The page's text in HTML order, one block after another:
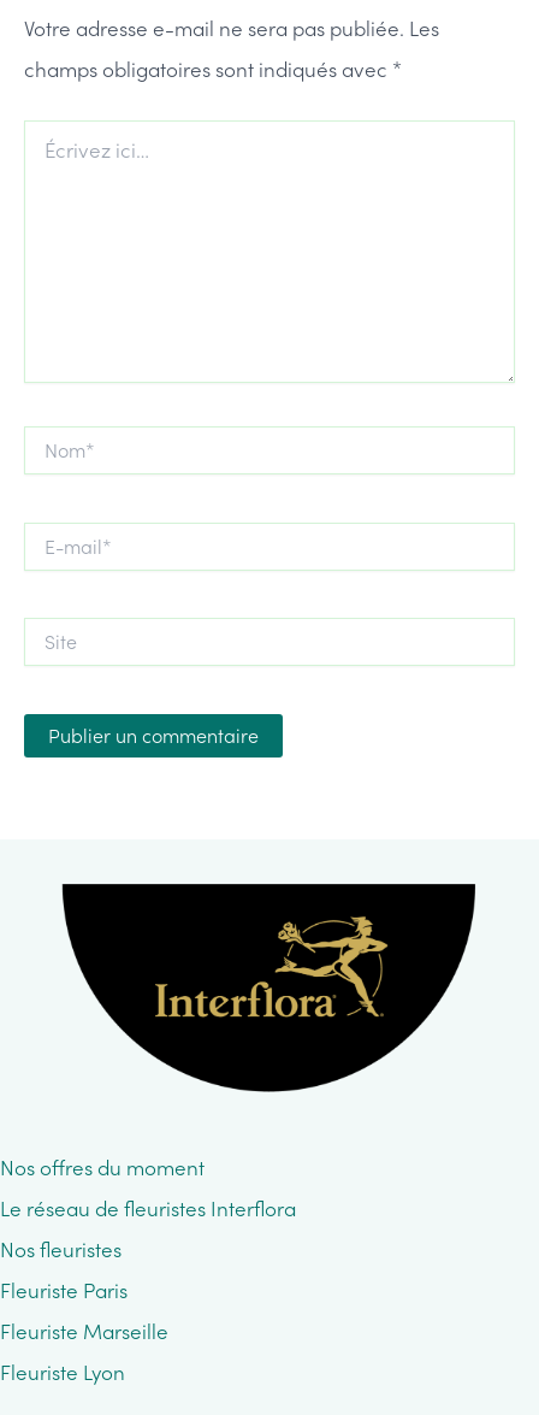
Votre adresse e-mail ne sera pas publiée. Les
champs obligatoires sont indiqués avec *
ici…
mail*
Nos offres du moment
Le réseau de fleuristes Interflora
Nos fleuristes
Fleuriste Paris
Fleuriste Marseille
Fleuriste Lyon